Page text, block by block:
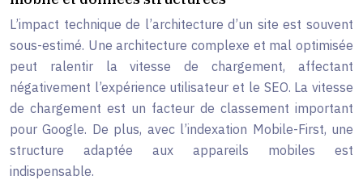
L’impact technique de l’architecture d’un site est souvent
sous-estimé. Une architecture complexe et mal optimisée
peut ralentir la vitesse de chargement, affectant
négativement l’expérience utilisateur et le SEO. La vitesse
de chargement est un facteur de classement important
pour Google. De plus, avec l’indexation Mobile-First, une
structure adaptée aux appareils mobiles est
indispensable.